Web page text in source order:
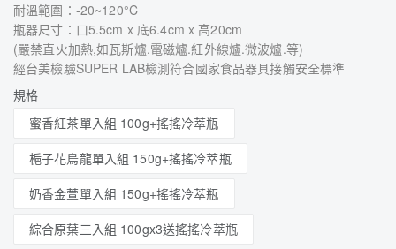
耐溫範圍：-20~120°C
瓶器尺寸：口5.5cm x 底6.4cm x 高20cm
(嚴禁直火加熱,如瓦斯爐.電磁爐.紅外線爐.微波爐.等)
經台美檢驗SUPER LAB檢測符合國家食品器具接觸安全標準
規格
蜜香紅茶單入組 100g+搖搖冷萃瓶
梔子花烏龍單入組 150g+搖搖冷萃瓶
奶香金萱單入組 150g+搖搖冷萃瓶
綜合原葉三入組 100gx3送搖搖冷萃瓶